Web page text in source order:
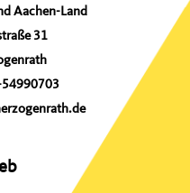
Aachen-Land
31